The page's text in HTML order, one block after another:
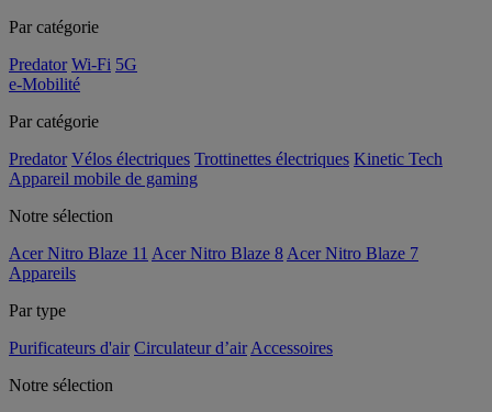
Par catégorie
Predator Wi-Fi 5G
e-Mobilité
Par catégorie
Predator Vélos électriques Trottinettes électriques Kinetic Tech
Appareil mobile de gaming
Notre sélection
Acer Nitro Blaze 11 Acer Nitro Blaze 8 Acer Nitro Blaze 7
Appareils
Par type
Purificateurs d'air Circulateur d’air Accessoires
Notre sélection